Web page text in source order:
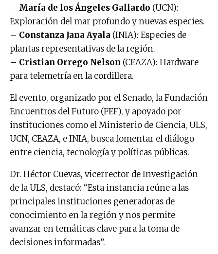
– María de los Ángeles Gallardo (UCN):
Exploración del mar profundo y nuevas especies.
– Constanza Jana Ayala (INIA): Especies de
plantas representativas de la región.
– Cristian Orrego Nelson (CEAZA): Hardware
para telemetría en la cordillera.
El evento, organizado por el Senado, la Fundación
Encuentros del Futuro (FEF), y apoyado por
instituciones como el Ministerio de Ciencia, ULS,
UCN, CEAZA, e INIA, busca fomentar el diálogo
entre ciencia, tecnología y políticas públicas.
Dr. Héctor Cuevas, vicerrector de Investigación
de la ULS, destacó: “Esta instancia reúne a las
principales instituciones generadoras de
conocimiento en la región y nos permite
avanzar en temáticas clave para la toma de
decisiones informadas”.